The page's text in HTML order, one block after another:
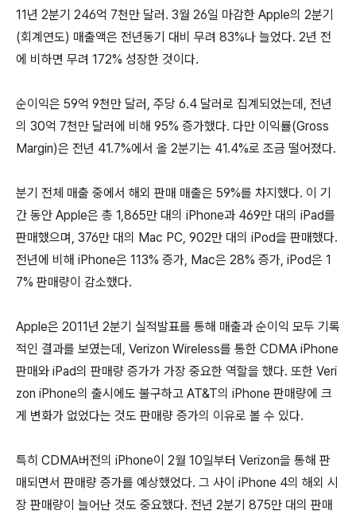
11년 2분기 246억 7천만 달러. 3월 26일 마감한 Apple의 2분기
(회계연도) 매출액은 전년동기 대비 무려 83%나 늘었다. 2년 전
에 비하면 무려 172% 성장한 것이다.
순이익은 59억 9천만 달러, 주당 6.4 달러로 집계되었는데, 전년
의 30억 7천만 달러에 비해 95% 증가했다. 다만 이익률(Gross
Margin)은 전년 41.7%에서 올 2분기는 41.4%로 조금 떨어졌다.
분기 전체 매출 중에서 해외 판매 매출은 59%를 차지했다. 이 기
간 동안 Apple은 총 1,865만 대의 iPhone과 469만 대의 iPad를
판매했으며, 376만 대의 Mac PC, 902만 대의 iPod을 판매했다.
전년에 비해 iPhone은 113% 증가, Mac은 28% 증가, iPod은 1
7% 판매량이 감소했다.
Apple은 2011년 2분기 실적발표를 통해 매출과 순이익 모두 기록
적인 결과를 보였는데, Verizon Wireless를 통한 CDMA iPhone
판매와 iPad의 판매량 증가가 가장 중요한 역할을 했다. 또한 Veri
zon iPhone의 출시에도 불구하고 AT&T의 iPhone 판매량에 크
게 변화가 없었다는 것도 판매량 증가의 이유로 볼 수 있다.
특히 CDMA버전의 iPhone이 2월 10일부터 Verizon을 통해 판
매되면서 판매량 증가를 예상했었다. 그 사이 iPhone 4의 해외 시
장 판매량이 늘어난 것도 중요했다. 전년 2분기 875만 대의 판매